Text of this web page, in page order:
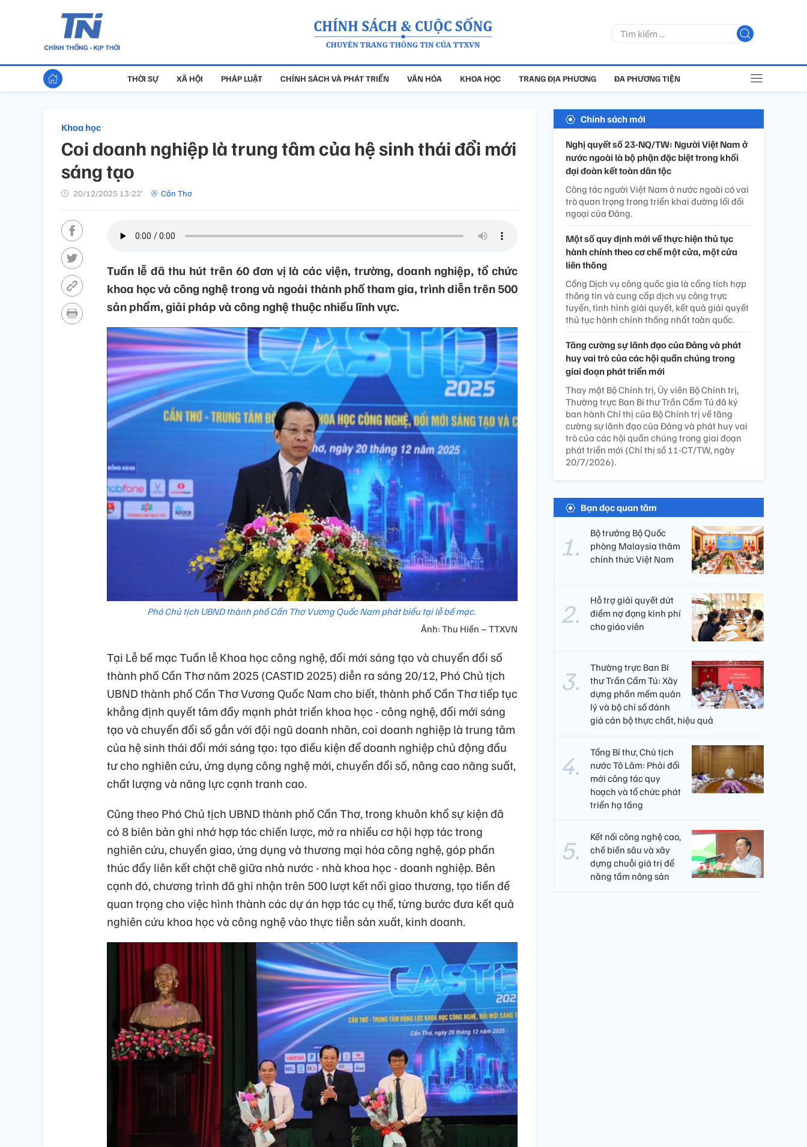
THỜI SỰ XÃ HỘI PHÁP LUẬT CHÍNH SÁCH VÀ PHÁT TRIỂN VĂN HÓA KHOA HỌC TRANG ĐỊA PHƯƠNG ĐA PHƯƠNG TIỆN
Khoa học
Coi doanh nghiệp là trung tâm của hệ sinh thái đổi mới
sáng tạo
20/12/2025 13:22’ Cần Thơ
Tuần lễ đã thu hút trên 60 đơn vị là các viện, trường, doanh nghiệp, tổ chức
khoa học và công nghệ trong và ngoài thành phố tham gia, trình diễn trên 500
sản phẩm, giải pháp và công nghệ thuộc nhiều lĩnh vực.
Phó Chủ tịch UBND thành phố Cần Thơ Vương Quốc Nam phát biểu tại lễ bế mạc.
Ảnh: Thu Hiền – TTXVN
Tại Lễ bế mạc Tuần lễ Khoa học công nghệ, đổi mới sáng tạo và chuyển đổi số
thành phố Cần Thơ năm 2025 (CASTID 2025) diễn ra sáng 20/12, Phó Chủ tịch
UBND thành phố Cần Thơ Vương Quốc Nam cho biết, thành phố Cần Thơ tiếp tục
khẳng định quyết tâm đẩy mạnh phát triển khoa học - công nghệ, đổi mới sáng
tạo và chuyển đổi số gắn với đội ngũ doanh nhân, coi doanh nghiệp là trung tâm
của hệ sinh thái đổi mới sáng tạo; tạo điều kiện để doanh nghiệp chủ động đầu
tư cho nghiên cứu, ứng dụng công nghệ mới, chuyển đổi số, nâng cao năng suất,
chất lượng và năng lực cạnh tranh cao.
Cũng theo Phó Chủ tịch UBND thành phố Cần Thơ, trong khuôn khổ sự kiện đã
có 8 biên bản ghi nhớ hợp tác chiến lược, mở ra nhiều cơ hội hợp tác trong
nghiên cứu, chuyển giao, ứng dụng và thương mại hóa công nghệ, góp phần
thúc đẩy liên kết chặt chẽ giữa nhà nước - nhà khoa học - doanh nghiệp. Bên
cạnh đó, chương trình đã ghi nhận trên 500 lượt kết nối giao thương, tạo tiền đề
quan trọng cho việc hình thành các dự án hợp tác cụ thể, từng bước đưa kết quả
nghiên cứu khoa học và công nghệ vào thực tiễn sản xuất, kinh doanh.
Chính sách mới
Nghị quyết số 23-NQ/TW: Người Việt Nam ở
nước ngoài là bộ phận đặc biệt trong khối
đại đoàn kết toàn dân tộc
Công tác người Việt Nam ở nước ngoài có vai
trò quan trọng trong triển khai đường lối đối
ngoại của Đảng.
Một số quy định mới về thực hiện thủ tục
hành chính theo cơ chế một cửa, một cửa
liên thông
Cổng Dịch vụ công quốc gia là cổng tích hợp
thông tin và cung cấp dịch vụ công trực
tuyến, tình hình giải quyết, kết quả giải quyết
thủ tục hành chính thống nhất toàn quốc.
Tăng cường sự lãnh đạo của Đảng và phát
huy vai trò của các hội quần chúng trong
giai đoạn phát triển mới
Thay mặt Bộ Chính trị, Ủy viên Bộ Chính trị,
Thường trực Ban Bí thư Trần Cẩm Tú đã ký
ban hành Chỉ thị của Bộ Chính trị về tăng
cường sự lãnh đạo của Đảng và phát huy vai
trò của các hội quần chúng trong giai đoạn
phát triển mới (Chỉ thị số 11-CT/TW, ngày
20/7/2026).
Bạn đọc quan tâm
Bộ trưởng Bộ Quốc
phòng Malaysia thăm
chính thức Việt Nam
Hỗ trợ giải quyết dứt
điểm nợ đọng kinh phí
cho giáo viên
Thường trực Ban Bí
thư Trần Cẩm Tú: Xây
dựng phần mềm quản
lý và bộ chỉ số đánh
giá cán bộ thực chất, hiệu quả
Tổng Bí thư, Chủ tịch
nước Tô Lâm: Phải đổi
mới công tác quy
hoạch và tổ chức phát
triển hạ tầng
Kết nối công nghệ cao,
chế biến sâu và xây
dựng chuỗi giá trị để
nâng tầm nông sản